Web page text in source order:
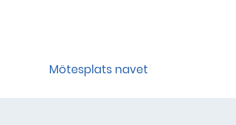
Mötesplats navet